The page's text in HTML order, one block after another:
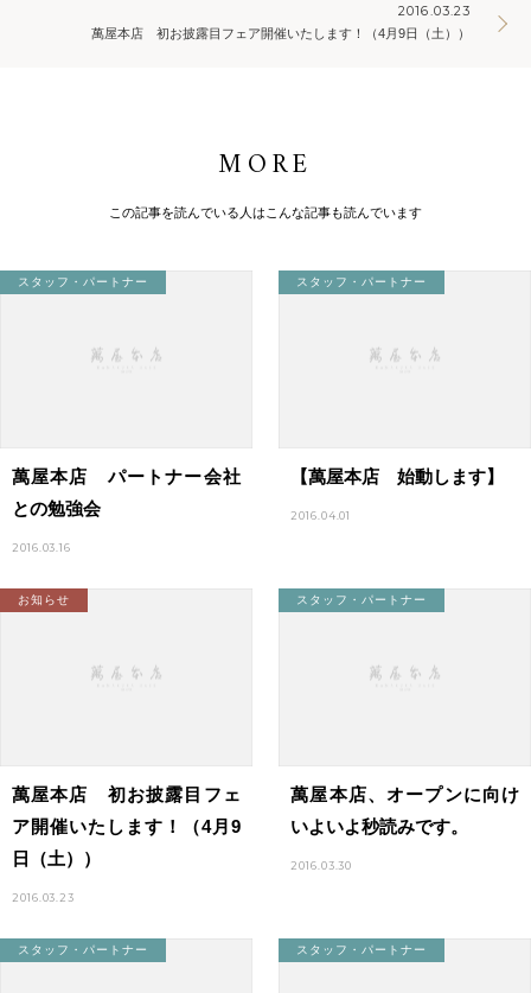
2016.03.23
萬屋本店 初お披露目フェア開催いたします！（4月9日（土））
MORE
この記事を読んでいる人はこんな記事も読んでいます
スタッフ・パートナー
萬屋本店 パートナー会社
との勉強会
2016.03.16
スタッフ・パートナー
【萬屋本店 始動します】
2016.04.01
お知らせ
萬屋本店 初お披露目フェ
ア開催いたします！（4月9
日（土））
2016.03.23
スタッフ・パートナー
萬屋本店、オープンに向け
いよいよ秒読みです。
2016.03.30
スタッフ・パートナー スタッフ・パートナー